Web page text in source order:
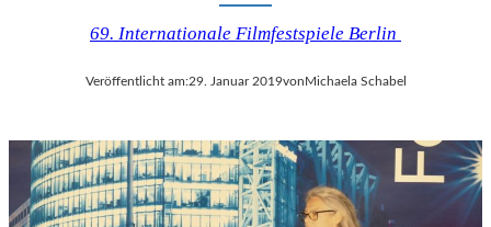
69. Internationale Filmfestspiele Berlin
Veröffentlicht am:29. Januar 2019vonMichaela Schabel